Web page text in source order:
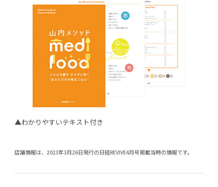
▲わかりやすいテキスト付き
店舗情報は、2023年3月26日発行の日経REVIVE4月号掲載当時の情報です。